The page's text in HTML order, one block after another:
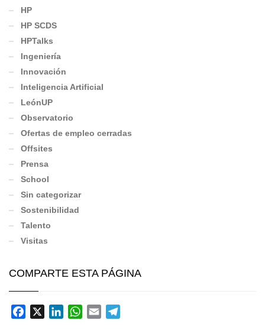
HP
HP SCDS
HPTalks
Ingeniería
Innovación
Inteligencia Artificial
LeónUP
Observatorio
Ofertas de empleo cerradas
Offsites
Prensa
School
Sin categorizar
Sostenibilidad
Talento
Visitas
COMPARTE ESTA PÁGINA
FacebookLinkedInWhatsApp
Email